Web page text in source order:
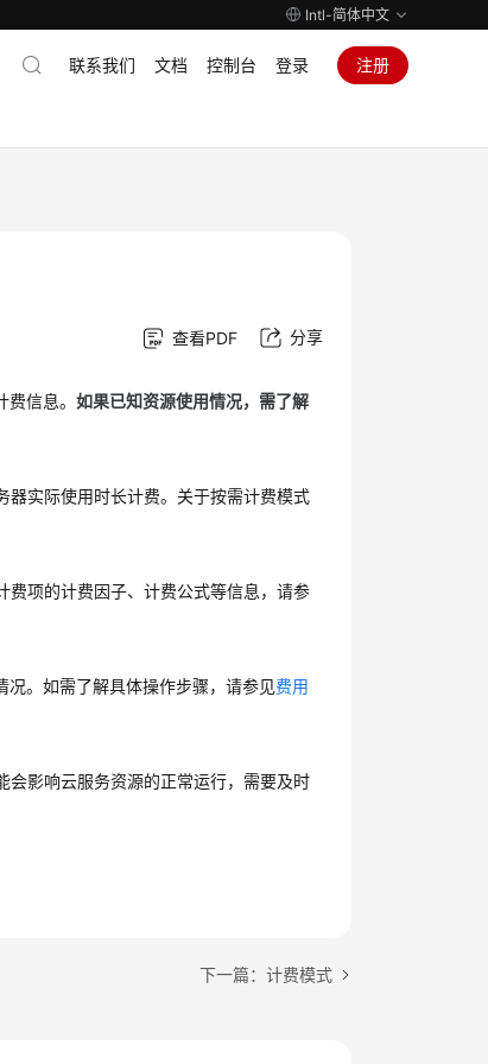
Intl-简体中文
联系我们 文档 控制台 登录 注册
查看PDF 分享
费信息。如果已知资源使用情况，需了解
器实际使用时长计费。关于按需计费模式
费项的计费因子、计费公式等信息，请参
况。如需了解具体操作步骤，请参见费用
会影响云服务资源的正常运行，需要及时
下一篇：计费模式